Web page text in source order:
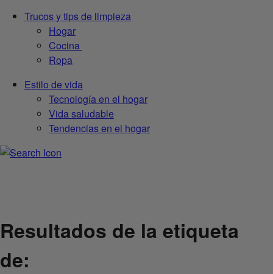
Trucos y tips de limpieza
Hogar
Cocina
Ropa
Estilo de vida
Tecnología en el hogar
Vida saludable
Tendencias en el hogar
Resultados de la etiqueta
de: